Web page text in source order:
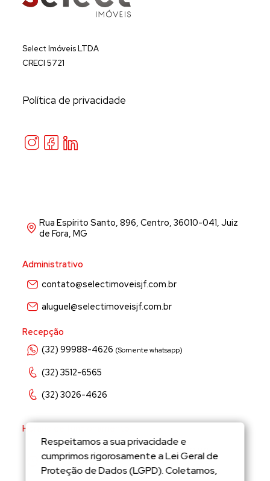
Select Imóveis LTDA
CRECI 5721
Política de privacidade
Rua Espírito Santo, 896, Centro, 36010-041, Juiz
de Fora, MG
Administrativo
contato@selectimoveisjf.com.br
aluguel@selectimoveisjf.com.br
Recepção
(32) 99988-4626 (Somente whatsapp)
(32) 3512-6565
(32) 3026-4626
Horário de funcionamento
Segunda a sexta feira de 9:00hs às 18:00hs
Sábados de 9:00hs às 12:00hs
Respeitamos a sua privacidade e
cumprimos rigorosamente a Lei Geral de
Proteção de Dados (LGPD). Coletamos,